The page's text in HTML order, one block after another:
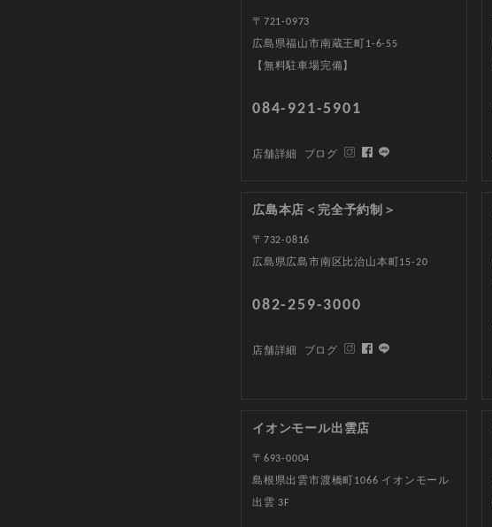
〒721-0973
広島県福山市南蔵王町1-6-55
【無料駐車場完備】
084-921-5901
店舗詳細 ブログ
広島本店＜完全予約制＞
〒732-0816
広島県広島市南区比治山本町15-20
082-259-3000
店舗詳細 ブログ
イオンモール出雲店
〒693-0004
島根県出雲市渡橋町1066 イオンモール
出雲 3F